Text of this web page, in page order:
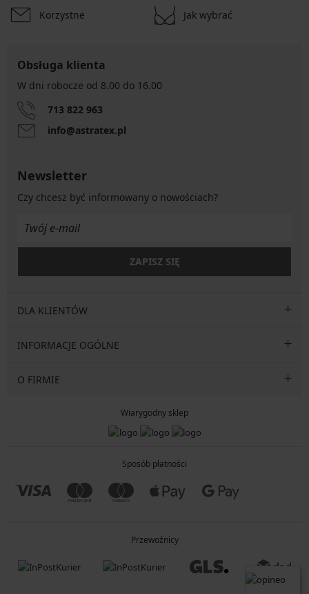
Korzystne Jak wybrać
Obsługa klienta
W dni robocze od 8.00 do 16.00
713 822 963
info@astratex.pl
Newsletter
Czy chcesz być informowany o nowościach?
ZAPISZ SIĘ
DLA KLIENTÓW
INFORMACJE OGÓLNE
O FIRMIE
Wiarygodny sklep
Sposób płatności
Przewoźnicy